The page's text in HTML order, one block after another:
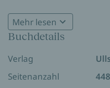
Abenteuergeschichte
einem, trifft dieser
und hat bereits Millionen
und spirituellen
Zeitalter nahegebracht.
Mehr lesen
Buchdetails
Verlag
Seitenanzahl